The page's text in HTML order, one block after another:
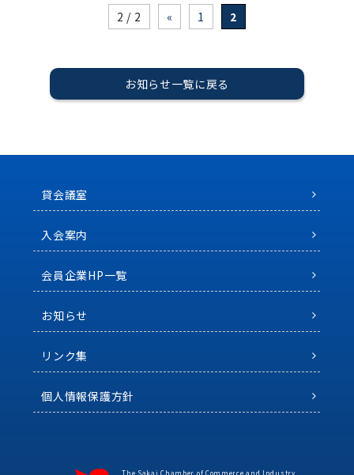
2 / 2 « 1 2
お知らせ一覧に戻る
貸会議室
入会案内
会員企業HP一覧
お知らせ
リンク集
個人情報保護方針
The Sakai Chamber of Commerce and Industry